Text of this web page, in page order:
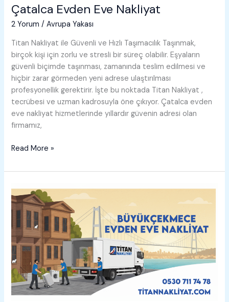
Çatalca Evden Eve Nakliyat
2 Yorum /Avrupa Yakası
Titan Nakliyat ile Güvenli ve Hızlı Taşımacılık Taşınmak,
birçok kişi için zorlu ve stresli bir süreç olabilir. Eşyaların
güvenli biçimde taşınması, zamanında teslim edilmesi ve
hiçbir zarar görmeden yeni adrese ulaştırılması
profesyonellik gerektirir. İşte bu noktada Titan Nakliyat ,
tecrübesi ve uzman kadrosuyla öne çıkıyor. Çatalca evden
eve nakliyat hizmetlerinde yıllardır güvenin adresi olan
firmamız,
Çatalca
Eve
Read More »